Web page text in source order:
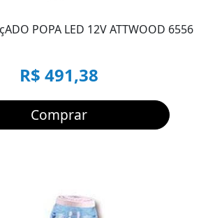
POPA LED 12V ATTWOOD 6556
R$ 491,38
Comprar